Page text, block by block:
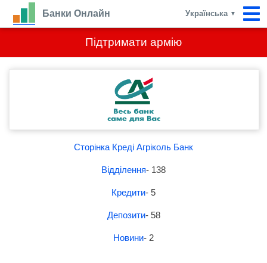
Підтримати армію
Банки Онлайн Українська ▼
Сторінка Креді Агріколь Банк
Відділення- 138
Кредити- 5
Депозити- 58
Новини- 2